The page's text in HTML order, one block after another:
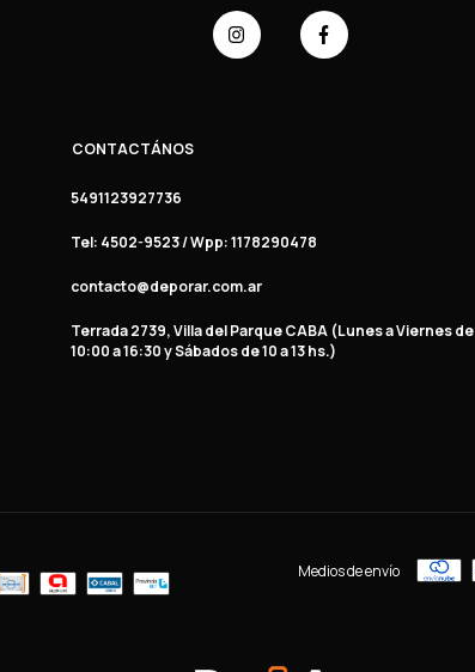
CONTACTÁNOS
5491123927736
Tel: 4502-9523 / Wpp: 1178290478
contacto@deporar.com.ar
Terrada 2739, Villa del Parque CABA (Lunes a Viernes de
10:00 a 16:30 y Sábados de 10 a 13 hs.)
Medios de envío